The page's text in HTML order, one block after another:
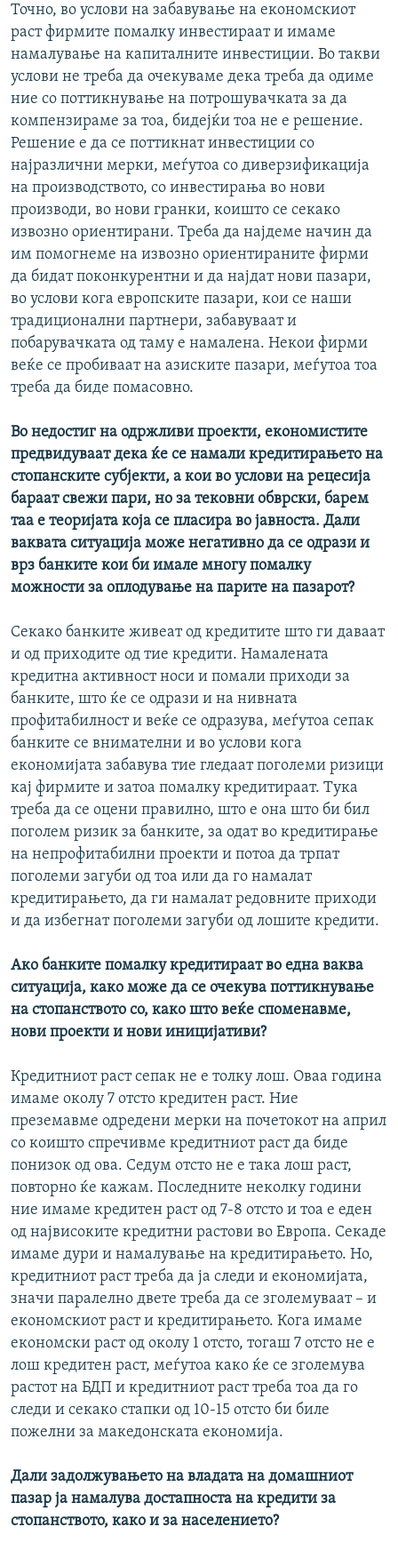
Точно, во услови на забавување на економскиот
раст фирмите помалку инвестираат и имаме
намалување на капиталните инвестиции. Во такви
услови не треба да очекуваме дека треба да одиме
ние со поттикнување на потрошувачката за да
компензираме за тоа, бидејќи тоа не е решение.
Решение е да се поттикнат инвестиции со
најразлични мерки, меѓутоа со диверзификација
на производството, со инвестирања во нови
производи, во нови гранки, коишто се секако
извозно ориентирани. Треба да најдеме начин да
им помогнеме на извозно ориентираните фирми
да бидат поконкурентни и да најдат нови пазари,
во услови кога европските пазари, кои се наши
традиционални партнери, забавуваат и
побарувачката од таму е намалена. Некои фирми
веќе се пробиваат на азиските пазари, меѓутоа тоа
треба да биде помасовно.
Во недостиг на одржливи проекти, економистите
предвидуваат дека ќе се намали кредитирањето на
стопанските субјекти, а кои во услови на рецесија
бараат свежи пари, но за тековни обврски, барем
таа е теоријата која се пласира во јавноста. Дали
ваквата ситуација може негативно да се одрази и
врз банките кои би имале многу помалку
можности за оплодување на парите на пазарот?
Секако банките живеат од кредитите што ги даваат
и од приходите од тие кредити. Намалената
кредитна активност носи и помали приходи за
банките, што ќе се одрази и на нивната
профитабилност и веќе се одразува, меѓутоа сепак
банките се внимателни и во услови кога
економијата забавува тие гледаат поголеми ризици
кај фирмите и затоа помалку кредитираат. Тука
треба да се оцени правилно, што е она што би бил
поголем ризик за банките, за одат во кредитирање
на непрофитабилни проекти и потоа да трпат
поголеми загуби од тоа или да го намалат
кредитирањето, да ги намалат редовните приходи
и да избегнат поголеми загуби од лошите кредити.
Ако банките помалку кредитираат во една ваква
ситуација, како може да се очекува поттикнување
на стопанството со, како што веќе споменавме,
нови проекти и нови иницијативи?
Кредитниот раст сепак не е толку лош. Оваа година
имаме околу 7 отсто кредитен раст. Ние
преземавме одредени мерки на почетокот на април
со коишто спречивме кредитниот раст да биде
понизок од ова. Седум отсто не е така лош раст,
повторно ќе кажам. Последните неколку години
ние имаме кредитен раст од 7-8 отсто и тоа е еден
од највисоките кредитни растови во Европа. Секаде
имаме дури и намалување на кредитирањето. Но,
кредитниот раст треба да ја следи и економијата,
значи паралелно двете треба да се зголемуваат – и
економскиот раст и кредитирањето. Кога имаме
економски раст од околу 1 отсто, тогаш 7 отсто не е
лош кредитен раст, меѓутоа како ќе се зголемува
растот на БДП и кредитниот раст треба тоа да го
следи и секако стапки од 10-15 отсто би биле
пожелни за македонската економија.
Дали задолжувањето на владата на домашниот
пазар ја намалува достапноста на кредити за
стопанството, како и за населението?